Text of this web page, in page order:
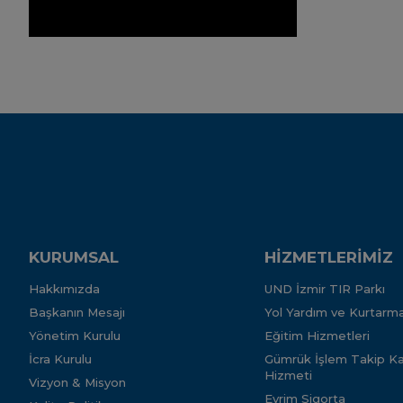
KURUMSAL
Hakkımızda
Başkanın Mesajı
Yönetim Kurulu
İcra Kurulu
Vizyon & Misyon
HİZMETLERİMİZ
UND İzmir TIR Parkı
Yol Yardım ve
Eğitim Hizmetleri
Gümrük İşlem Takip
Hizmeti
Evrim Sigorta